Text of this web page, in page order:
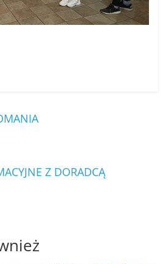
Z DORADCĄ